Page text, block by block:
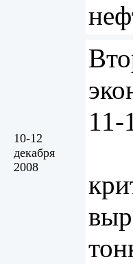
10-12
декабря
2008
11-